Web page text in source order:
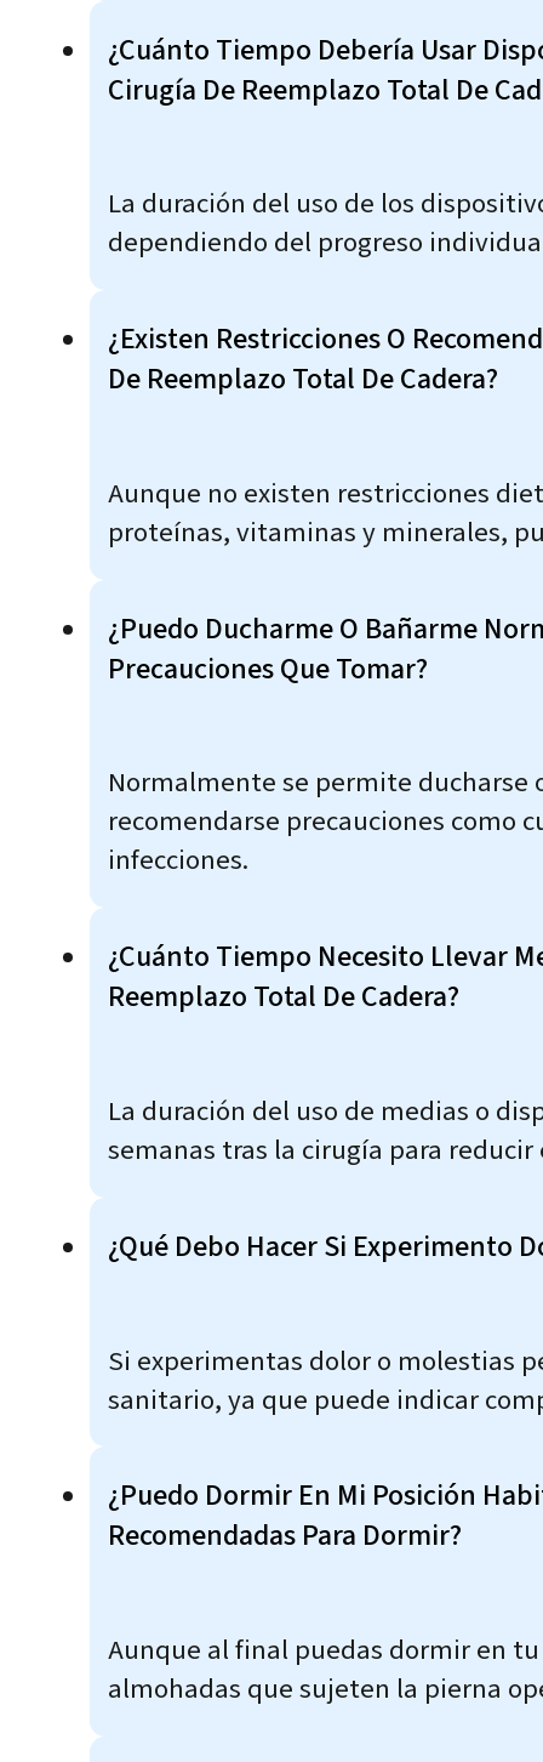
¿Cuánto Tiempo Debería Usar
Cirugía De Reemplazo Total De
La duración del uso de los
dependiendo del progreso
¿Existen Restricciones O
De Reemplazo Total De Cadera?
Aunque no existen restricciones
proteínas, vitaminas y minerales,
¿Puedo Ducharme O Bañarme
Precauciones Que Tomar?
Normalmente se permite ducharse
recomendarse precauciones como
infecciones.
¿Cuánto Tiempo Necesito Llevar
Reemplazo Total De Cadera?
La duración del uso de medias o
semanas tras la cirugía para
¿Qué Debo Hacer Si Experimento
Si experimentas dolor o molestias
sanitario, ya que puede indicar
¿Puedo Dormir En Mi Posición
Recomendadas Para Dormir?
Aunque al final puedas dormir en
almohadas que sujeten la pierna